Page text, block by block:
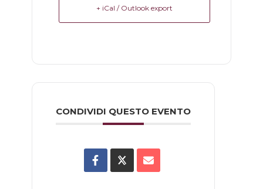
+ iCal / Outlook export
CONDIVIDI QUESTO EVENTO